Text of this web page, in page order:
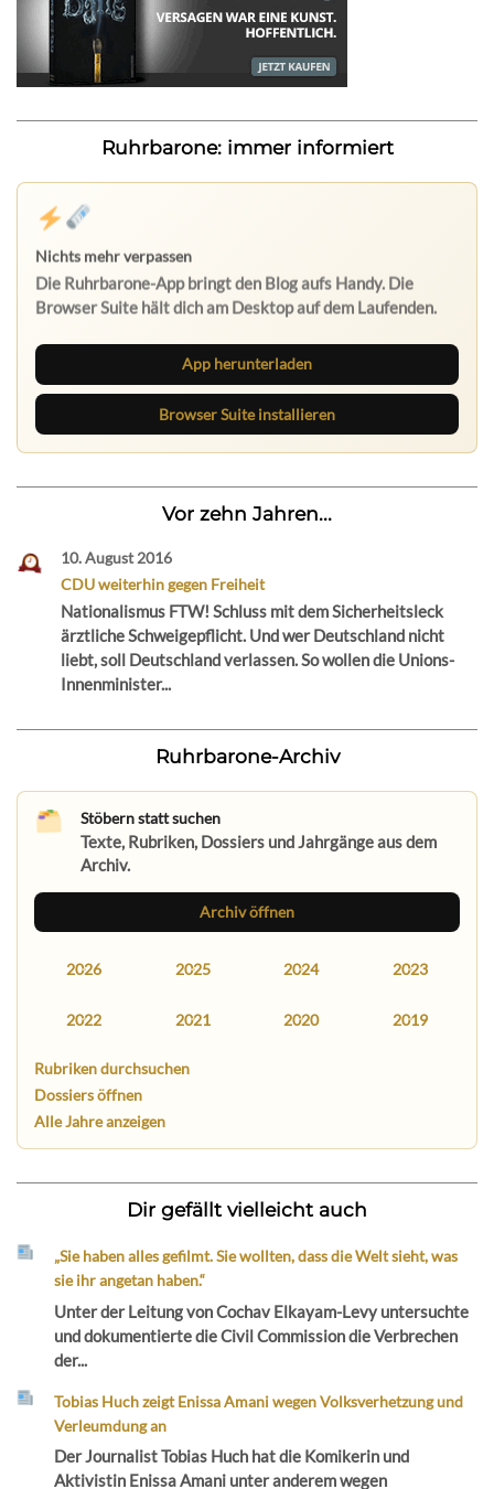
Ruhrbarone: immer informiert
App herunterladen
Browser Suite installieren
Vor zehn Jahren...
10. August 2016
CDU weiterhin gegen Freiheit
Nationalismus FTW! Schluss mit dem Sicherheitsleck
ärztliche Schweigepflicht. Und wer Deutschland nicht
liebt, soll Deutschland verlassen. So wollen die Unions-
Innenminister...
Ruhrbarone-Archiv
Stöbern statt suchen
Texte, Rubriken, Dossiers und Jahrgänge aus dem
Archiv.
Archiv öffnen
2026 2025 2024 2023
2022 2021 2020 2019
Rubriken durchsuchen
Dossiers öffnen
Alle Jahre anzeigen
Dir gefällt vielleicht auch
„Sie haben alles gefilmt. Sie wollten, dass die Welt sieht, was
sie ihr angetan haben.“
Unter der Leitung von Cochav Elkayam-Levy untersuchte
und dokumentierte die Civil Commission die Verbrechen
der...
Tobias Huch zeigt Enissa Amani wegen Volksverhetzung und
Verleumdung an
Der Journalist Tobias Huch hat die Komikerin und
Aktivistin Enissa Amani unter anderem wegen